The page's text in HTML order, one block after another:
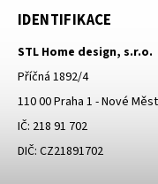
IDENTIFIKACE
STL Home design, s.r.o.
Příčná 1892/4
110 00 Praha 1 - Nové
IČ: 218 91 702
DIČ: CZ21891702